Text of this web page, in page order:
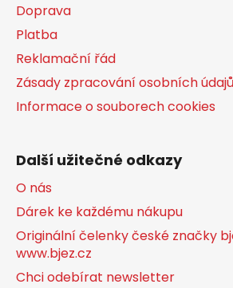
Doprava
Platba
Reklamační řád
Zásady zpracování osobních údajů
Informace o souborech cookies
Další užitečné odkazy
O nás
Dárek ke každému nákupu
Originální čelenky české značky
www.bjez.cz
Chci odebírat newsletter